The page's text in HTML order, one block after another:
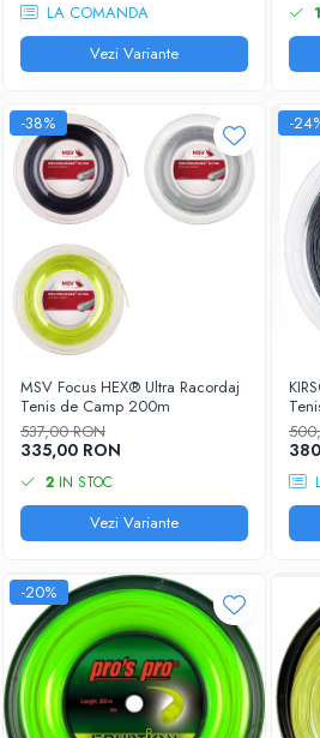
LA COMANDA
Vezi Variante
1
-38%
MSV Focus HEX® Ultra Racordaj
Tenis de Camp 200m
537,00 RON
335,00 RON
2 IN STOC
Vezi Variante
-
-20%